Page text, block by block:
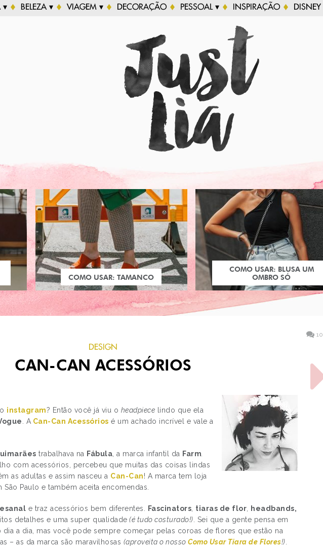
▾ BELEZA ▾ VIAGEM ▾ DECORAÇÃO PESSOAL ▾ INSPIRAÇÃO DISNEY
COMO USAR: TAMANCO
COMO USAR: BLUSA UM
OMBRO SÓ
10
DESIGN
CAN-CAN ACESSÓRIOS
instagram? Então você já viu o headpiece lindo que ela
. A Can-Can Acessórios é um achado incrível e vale a
trabalhava na Fábula , a marca infantil da Farm
com acessórios, percebeu que muitas das coisas lindas
as adultas e assim nasceu a Can-Can! A marca tem loja
Paulo e também aceita encomendas.
e traz acessórios bem diferentes. Fascinators tiaras de flor
headbands,
detalhes e uma super qualidade (é tudo costurado!) . Sei que a gente pensa em
a dia, mas você pode sempre começar pelas coroas de flores que estão na
– as da marca são maravilhosas (aproveita o nossoComo Usar Tiara de Flores!)
PRÓXIMO POST
ESTILO: SHERON
MENEZZES